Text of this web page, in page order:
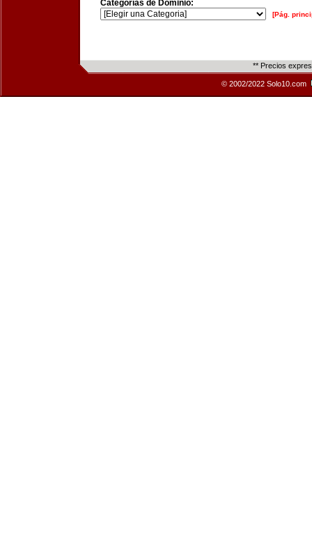
Categorías de Dominio:
[Pág.
** Precios
© 2002/2022 Solo10.com